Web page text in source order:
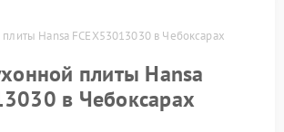
Hansa FCEX53013030 в Чебоксарах
плиты Hansa
в Чебоксарах